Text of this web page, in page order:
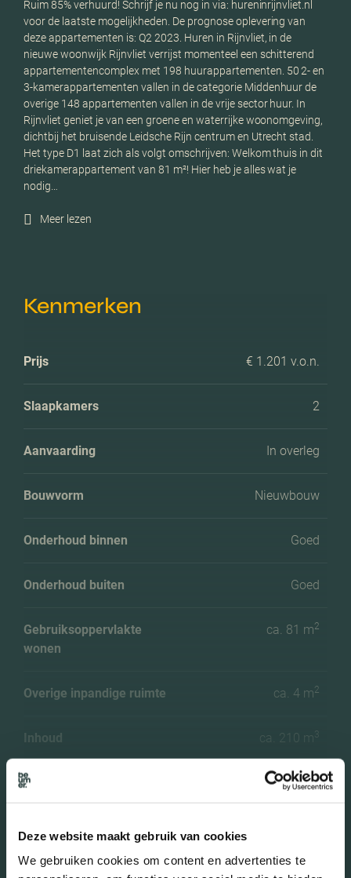
Deze website maakt gebruik van cookies
We gebruiken cookies om content en advertenties te
Ruim 85% verhuurd! Schrijf je nu nog in via: hureninrijnvliet.nl
voor de laatste mogelijkheden. De prognose oplevering van
deze appartementen is: Q2 2023. Huren in Rijnvliet, in de
nieuwe woonwijk Rijnvliet verrijst momenteel een schitterend
appartementencomplex met 198 huurappartementen. 50 2- en
3-kamerappartementen vallen in de categorie Middenhuur de
overige 148 appartementen vallen in de vrije sector huur. In
Rijnvliet geniet je van een groene en waterrijke woonomgeving,
dichtbij het bruisende Leidsche Rijn centrum en Utrecht stad.
Het type D1 laat zich als volgt omschrijven: Welkom thuis in dit
driekamerappartement van 81 m²! Hier heb je alles wat je
nodig…
Meer lezen
Kenmerken
Prijs € 1.201 v.o.n.
Slaapkamers 2
Aanvaarding In overleg
Bouwvorm Nieuwbouw
Onderhoud binnen Goed
Onderhoud buiten Goed
Gebruiksoppervlakte
wonen
ca. 81 m2
Overige inpandige ruimte ca. 4 m2
Inhoud ca. 210 m 3
Aantal slaapkamers 2
Voorzieningen Mechanische ventilatie,
Meer kenmerken